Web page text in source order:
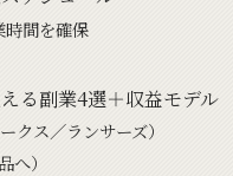
間を確保
る副業4選＋収益モデル
ス／ランサーズ）
）